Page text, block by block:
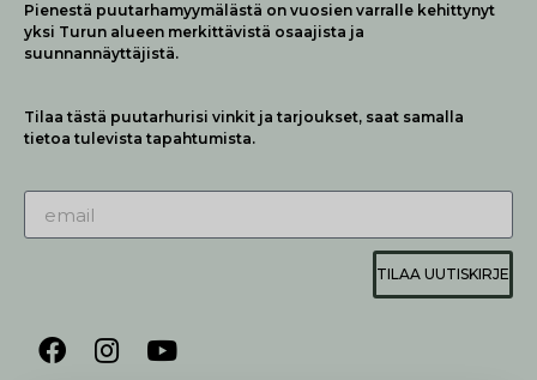
Pienestä puutarhamyymälästä on vuosien varralle kehittynyt
yksi Turun alueen merkittävistä osaajista ja
suunnannäyttäjistä.
Tilaa tästä puutarhurisi vinkit ja tarjoukset, saat samalla
tietoa tulevista tapahtumista.
TILAA UUTISKIRJE